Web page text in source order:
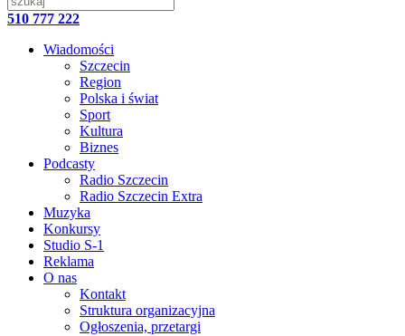
510 777 222
Wiadomości
Szczecin
Region
Polska i świat
Sport
Kultura
Biznes
Podcasty
Radio Szczecin
Radio Szczecin Extra
Muzyka
Konkursy
Studio S-1
Reklama
O nas
Kontakt
Struktura organizacyjna
Ogłoszenia, przetargi